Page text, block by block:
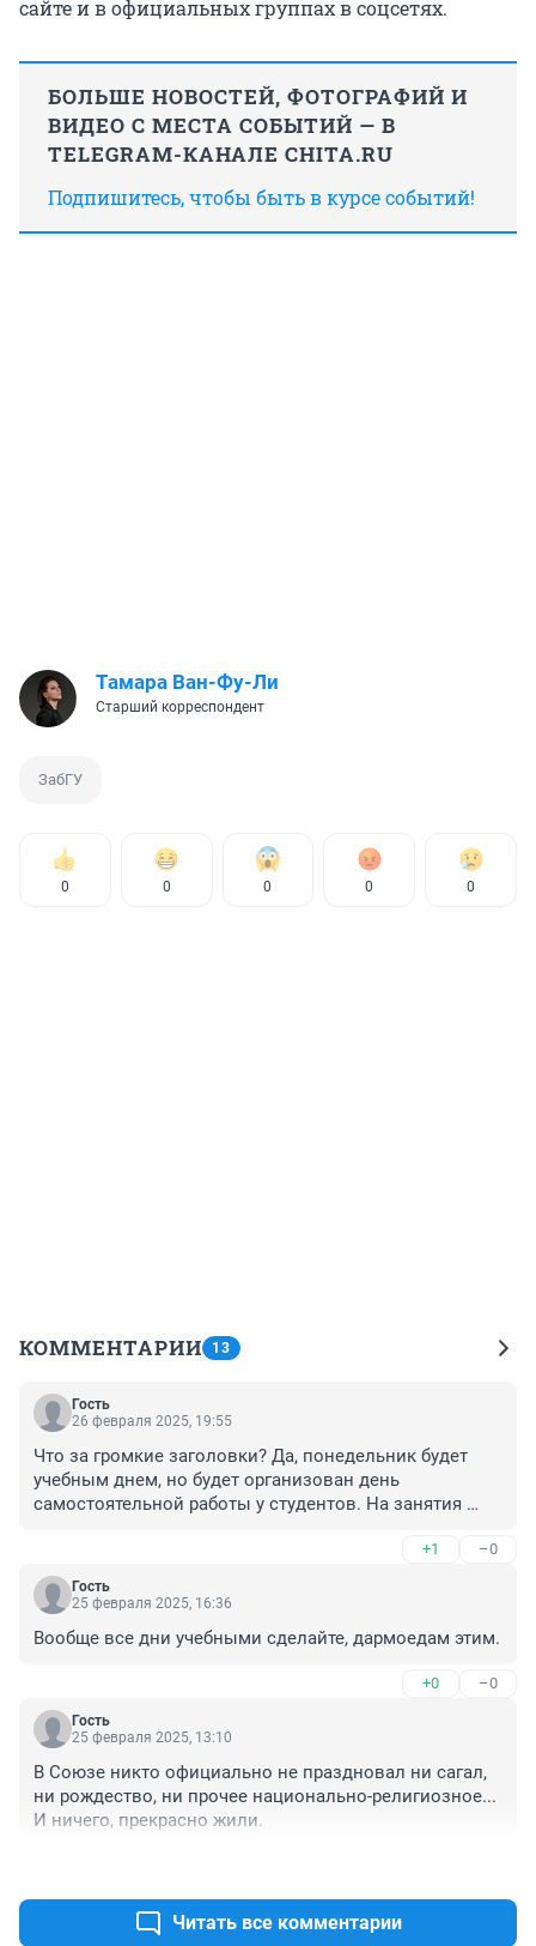
сайте и в официальных группах в соцсетях.
БОЛЬШЕ НОВОСТЕЙ, ФОТОГРАФИЙ И
ВИДЕО С МЕСТА СОБЫТИЙ — В
TELEGRAM-КАНАЛЕ CHITA.RU
Подпишитесь, чтобы быть в курсе событий!
Тамара Ван-Фу-Ли
Старший корреспондент
ЗабГУ
0 0 0 0 0
КОММЕНТАРИИ 13
Гость
26 февраля 2025, 19:55
Что за громкие заголовки? Да, понедельник будет
учебным днем, но будет организован день
самостоятельной работы у студентов. На занятия
+1 –0
Гость
25 февраля 2025, 16:36
Вообще все дни учебными сделайте, дармоедам этим.
+0 –0
Гость
25 февраля 2025, 13:10
В Союзе никто официально не праздновал ни сагал,
ни рождество, ни прочее национально-религиозное...
И ничего, прекрасно жили.
Читать все комментарии